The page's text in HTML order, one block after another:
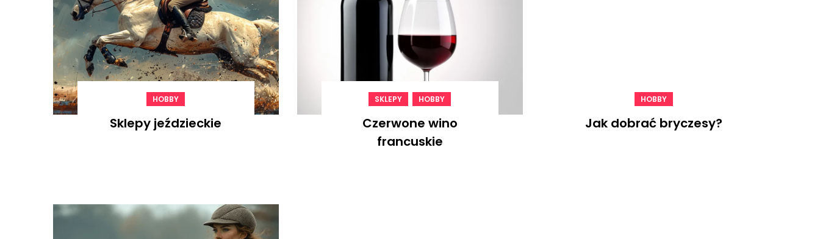
HOBBY
Sklepy jeździeckie
SKLEPY HOBBY
Czerwone wino
francuskie
HOBBY
Jak dobrać bryczesy?